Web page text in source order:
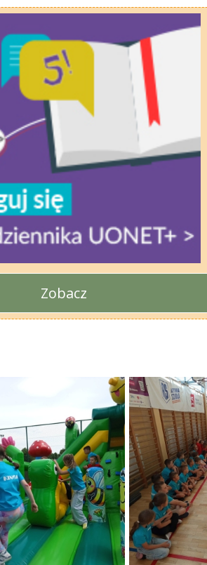
Zobacz